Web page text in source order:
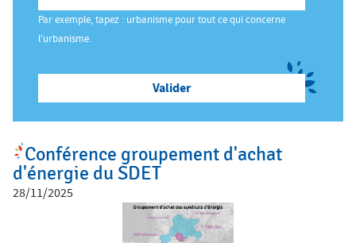
Salon des Maires
Annuaires
Espace Elus
Nous contacter
c
i
Par exemple, tapez : urbanisme pour tout ce qui concerne
l'urbanisme.
Conférence groupement d'achat
d'énergie du SDET
28/11/2025